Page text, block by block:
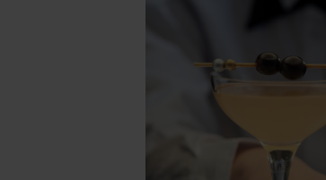
Minicruises
Grand Voyages &
Cruises vanuit